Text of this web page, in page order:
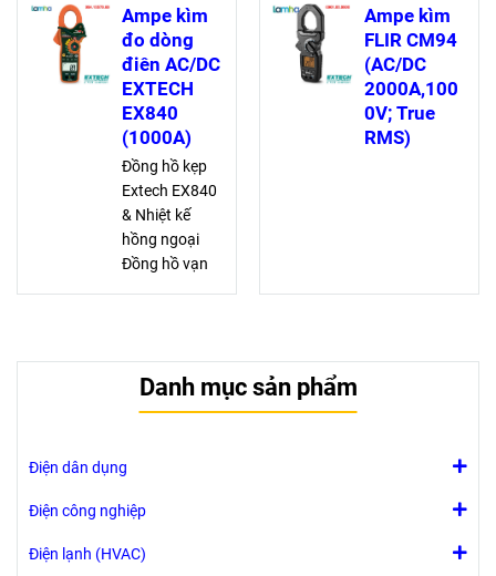
600V, điện trở
6000 Ω. Thiết kế
nhỏ gọn, đa
dụng, phù hợp
kỹ sư điện,
HVAC, giáo dục
đo, pin. Đo điện
áp AC, DC và
điện trở vượt
trội, tích hợp còi
kiểm tra liên tục
tiện dụng
Ampe kìm
đo dòng
điên AC/DC
EXTECH
EX840
(1000A)
Đồng hồ kẹp
Extech EX840
& Nhiệt kế
hồng ngoại
Đồng hồ vạn
an toàn CAT
IV-600V và
tích hợp nhiệt
Ampe kìm
FLIR CM94
(AC/DC
2000A,100
0V; True
RMS)
Danh mục sản phẩm
Điện dân dụng
Điện công nghiệp
Điện lạnh (HVAC)